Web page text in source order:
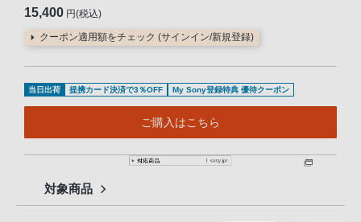
15,400 円(税込)
クーポン適用額をチェック (サインイン/新規登録)
当日出荷 提携カード決済で3％OFF My Sony登録特典 優待クーポン
ご購入はこちら
対象商品